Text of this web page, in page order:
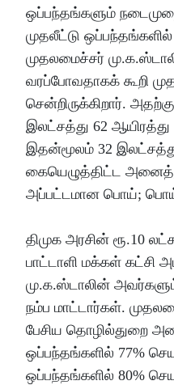
ஒப்பந்தங்களும்
முதலீட்டு
முதலமைச்சர்
வரப்போவதாகக் கூறி
சென்றிருக்கிறார்.
இலட்சத்து 62 ஆயிரத்து
இதன்மூலம் 32 இலட்சத்து
கையெழுத்திட்ட
அப்பட்டமான பொய்;
திமுக அரசின் ரூ.10
பாட்டாளி மக்கள் கட்சி
மு.க.ஸ்டாலின்
நம்ப மாட்டார்கள்.
பேசிய தொழில்துறை
ஒப்பந்தங்களில் 77%
ஒப்பந்தங்களில் 80%